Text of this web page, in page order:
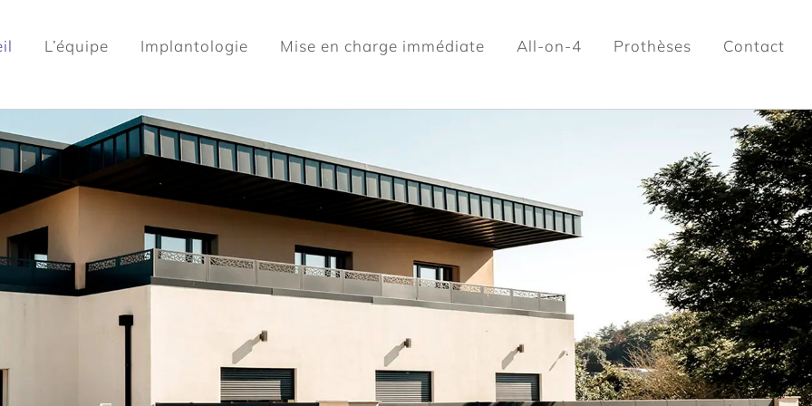
L’équipe Implantologie Mise en charge immédiate All-on-4 Prothèses Contact